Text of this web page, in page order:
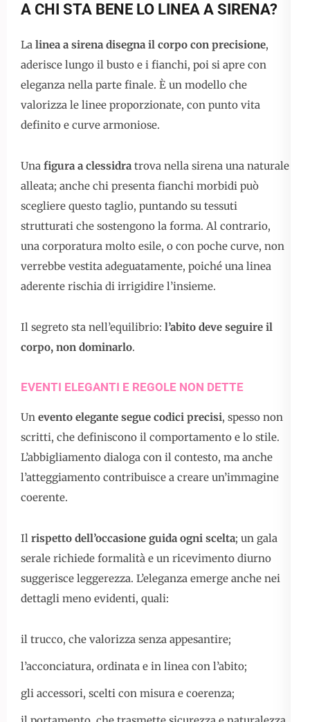
A CHI STA BENE LO LINEA A SIRENA?
La linea a sirena disegna il corpo con precisione,
aderisce lungo il busto e i fianchi, poi si apre con
eleganza nella parte finale. È un modello che
valorizza le linee proporzionate, con punto vita
definito e curve armoniose.
Una figura a clessidra trova nella sirena una naturale
alleata; anche chi presenta fianchi morbidi può
scegliere questo taglio, puntando su tessuti
strutturati che sostengono la forma. Al contrario,
una corporatura molto esile, o con poche curve, non
verrebbe vestita adeguatamente, poiché una linea
aderente rischia di irrigidire l’insieme.
Il segreto sta nell’equilibrio: l’abito deve seguire il
corpo, non dominarlo.
EVENTI ELEGANTI E REGOLE NON DETTE
Un evento elegante segue codici precisi, spesso non
scritti, che definiscono il comportamento e lo stile.
L’abbigliamento dialoga con il contesto, ma anche
l’atteggiamento contribuisce a creare un’immagine
coerente.
Il rispetto dell’occasione guida ogni scelta; un gala
serale richiede formalità e un ricevimento diurno
suggerisce leggerezza. L’eleganza emerge anche nei
dettagli meno evidenti, quali:
il trucco, che valorizza senza appesantire;
l’acconciatura, ordinata e in linea con l’abito;
gli accessori, scelti con misura e coerenza;